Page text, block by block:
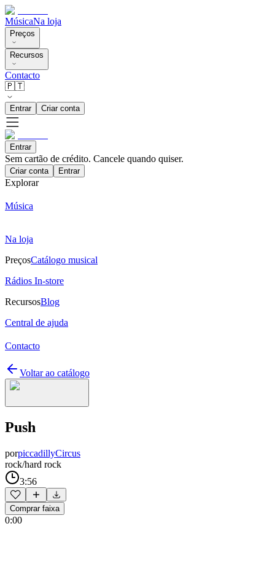
MúsicaNa loja
Preços
Recursos
Contacto
🇵🇹
Entrar Criar conta
Entrar
Sem cartão de crédito. Cancele quando quiser.
Criar conta Entrar
Explorar
Música
Na loja
PreçosCatálogo musical
Rádios In-store
RecursosBlog
Central de ajuda
Contacto
Voltar ao catálogo
Push
porpiccadillyCircus
rock/hard rock
3:56
Comprar faixa
0:00